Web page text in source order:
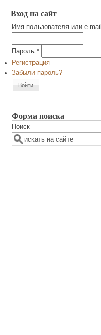
Вход на сайт
Имя пользователя или e-mail
Пароль *
Регистрация
Забыли пароль?
Форма поиска
Поиск